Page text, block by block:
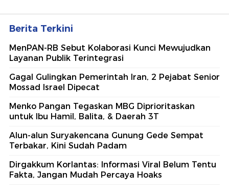
Berita Terkini
MenPAN-RB Sebut Kolaborasi Kunci Mewujudkan
Layanan Publik Terintegrasi
Gagal Gulingkan Pemerintah Iran, 2 Pejabat Senior
Mossad Israel Dipecat
Menko Pangan Tegaskan MBG Diprioritaskan
untuk Ibu Hamil, Balita, & Daerah 3T
Alun-alun Suryakencana Gunung Gede Sempat
Terbakar, Kini Sudah Padam
Dirgakkum Korlantas: Informasi Viral Belum Tentu
Fakta, Jangan Mudah Percaya Hoaks